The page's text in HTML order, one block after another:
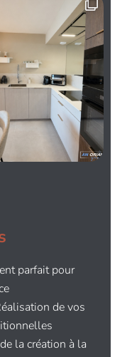
parfait pour
de vos
la création à la